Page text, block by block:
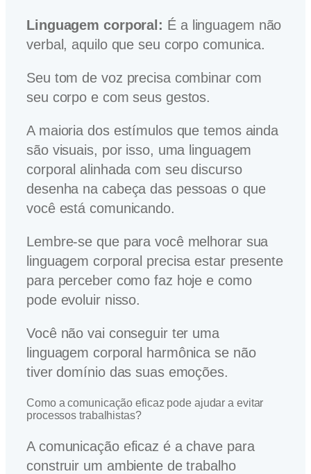
Linguagem corporal: É a linguagem não
verbal, aquilo que seu corpo comunica.
Seu tom de voz precisa combinar com
seu corpo e com seus gestos.
A maioria dos estímulos que temos ainda
são visuais, por isso, uma linguagem
corporal alinhada com seu discurso
desenha na cabeça das pessoas o que
você está comunicando.
Lembre-se que para você melhorar sua
linguagem corporal precisa estar presente
para perceber como faz hoje e como
pode evoluir nisso.
Você não vai conseguir ter uma
linguagem corporal harmônica se não
tiver domínio das suas emoções.
Como a comunicação eficaz pode ajudar a evitar
processos trabalhistas?
A comunicação eficaz é a chave para
construir um ambiente de trabalho